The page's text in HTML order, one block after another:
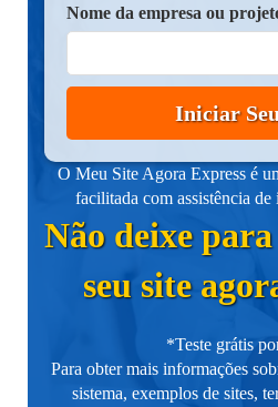
Nome da empresa ou
Iniciar
O Meu Site Agora Express é
facilitada com assistência
Não deixe
seu site
*Teste grátis
Para obter mais informações
sistema, exemplos de sites,